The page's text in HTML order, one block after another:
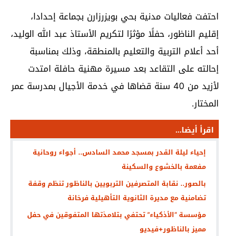
احتفت فعاليات مدنية بحي بويزرزارن بجماعة إحدادا،
إقليم الناظور، حفلًا مؤثرًا لتكريم الأستاذ عبد الله الوليد،
أحد أعلام التربية والتعليم بالمنطقة، وذلك بمناسبة
إحالته على التقاعد بعد مسيرة مهنية حافلة امتدت
لأزيد من 40 سنة قضاها في خدمة الأجيال بمدرسة عمر
المختار.
اقرأ أيضا...
إحياء ليلة القدر بمسجد محمد السادس.. أجواء روحانية
مفعمة بالخشوع والسكينة
بالصور.. نقابة المتصرفين التربويين بالناظور تنظم وقفة
تضامنية مع مديرة الثانوية التأهيلية فرخانة
مؤسسة “الأذكياء” تحتفي بتلامذتها المتفوقين في حفل
مميز بالناظور+فيديو